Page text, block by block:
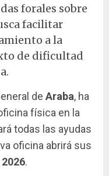
forales sobre
facilitar
a la
de dificultad
de Araba, ha
física en la
todas las ayudas
oficina abrirá sus
2026.